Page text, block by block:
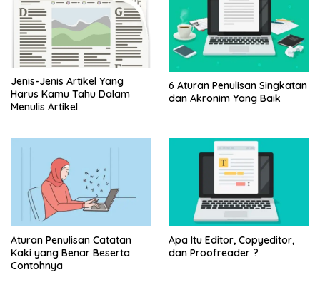
Jenis-Jenis Artikel Yang
Harus Kamu Tahu Dalam
Menulis Artikel
6 Aturan Penulisan Singkatan
dan Akronim Yang Baik
Aturan Penulisan Catatan
Kaki yang Benar Beserta
Contohnya
Apa Itu Editor, Copyeditor,
dan Proofreader ?